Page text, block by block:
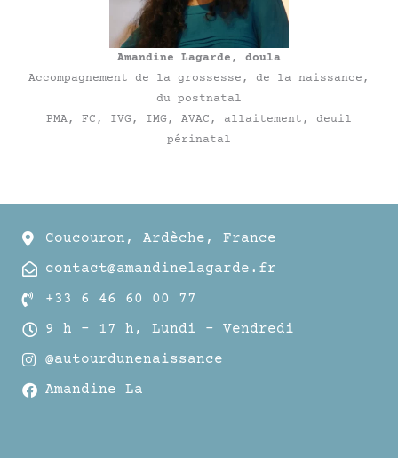
Amandine Lagarde, doula
Accompagnement de la grossesse, de la naissance,
du postnatal
PMA, FC, IVG, IMG, AVAC, allaitement, deuil
périnatal
Coucouron, Ardèche, France
contact@amandinelagarde.fr
+33 6 46 60 00 77
9 h – 17 h, Lundi – Vendredi
@autourdunenaissance
Amandine La